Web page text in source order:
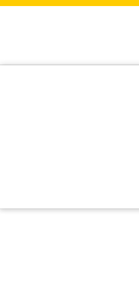
Zum Inhalt